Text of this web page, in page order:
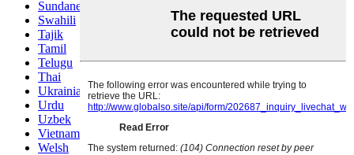
Sundanese
Swahili
Tajik
Tamil
Telugu
Thai
Ukrainian
Urdu
Uzbek
Vietnamese
Welsh